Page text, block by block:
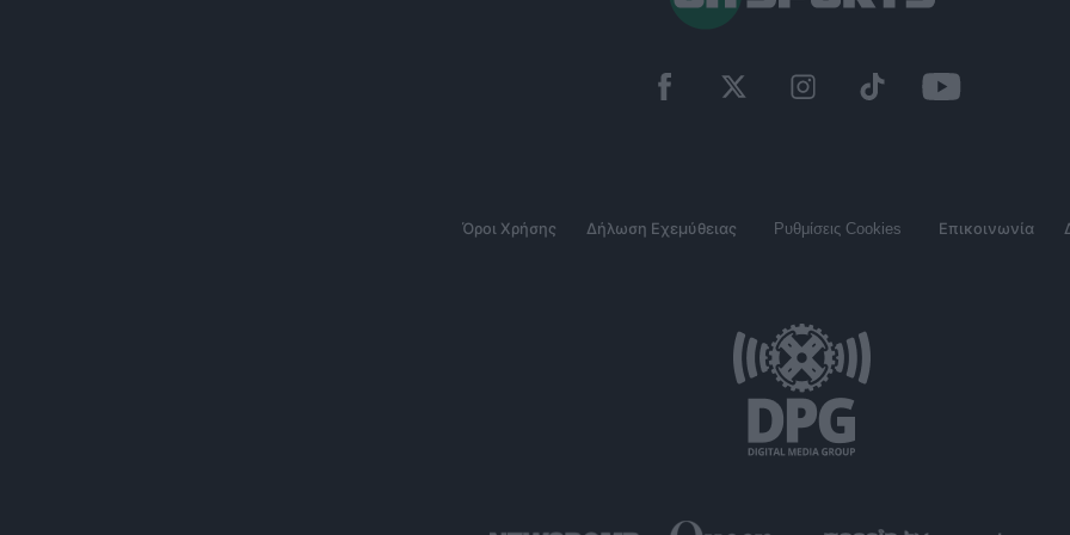
Όροι Χρήσης Δήλωση Εχεμύθειας Ρυθμίσεις Cookies Επικοινωνία